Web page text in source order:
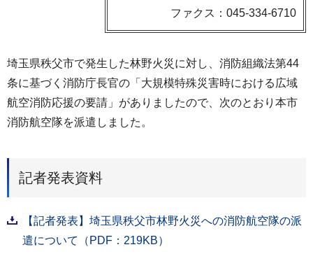
ファクス：045-334-6710
埼玉県秩父市で発生した林野火災に対し、消防組織法第44
条に基づく消防庁長官の「大規模特殊災害時における広域
航空消防応援の要請」がありましたので、次のとおり本市
消防航空隊を派遣しました。
記者発表資料
【記者発表】埼玉県秩父市林野火災への消防航空隊の派
遣について（PDF：219KB）